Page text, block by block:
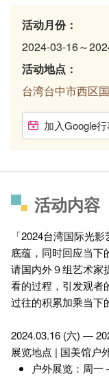
活动月份：
2024-03-16～
活动地点：
台湾台中市西区
加入Google
活动内容
「2024台湾国际光
底蕴，同时回应当下
请国内外９组艺术家
看的过程，引发观者
过往的积累加乘当下
2024.03.16 (六) —
展览地点 | 国美馆户
户外展览：周一